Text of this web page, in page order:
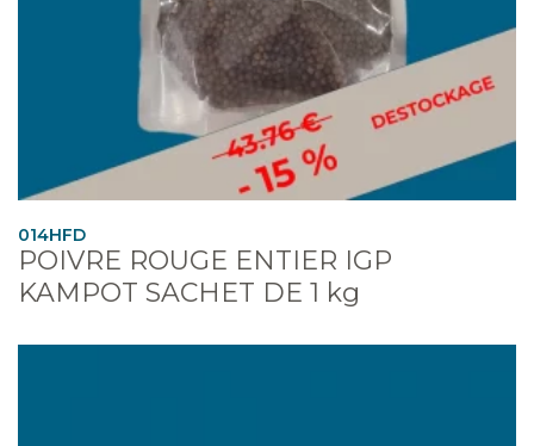
014HFD
POIVRE ROUGE ENTIER IGP
KAMPOT SACHET DE 1 kg